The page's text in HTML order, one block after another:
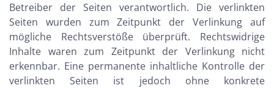
Betreiber der Seiten verantwortlich. Die verlinkten
Seiten wurden zum Zeitpunkt der Verlinkung auf
mögliche Rechtsverstöße überprüft. Rechtswidrige
Inhalte waren zum Zeitpunkt der Verlinkung nicht
erkennbar. Eine permanente inhaltliche Kontrolle der
verlinkten Seiten ist jedoch ohne konkrete